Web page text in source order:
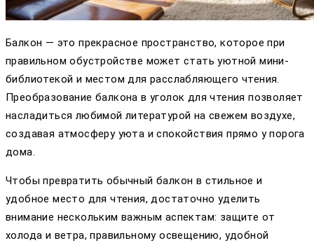
Балкон — это прекрасное пространство, которое при
правильном обустройстве может стать уютной мини-
библиотекой и местом для расслабляющего чтения.
Преобразование балкона в уголок для чтения позволяет
насладиться любимой литературой на свежем воздухе,
создавая атмосферу уюта и спокойствия прямо у порога
дома.
Чтобы превратить обычный балкон в стильное и
удобное место для чтения, достаточно уделить
внимание нескольким важным аспектам: защите от
холода и ветра, правильному освещению, удобной